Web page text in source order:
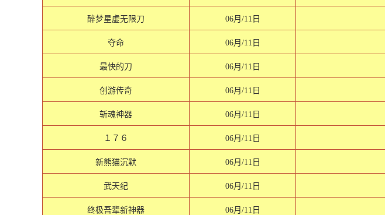
醉梦星虚无限刀 06月/11日
夺命 06月/11日
最快的刀 06月/11日
创游传奇 06月/11日
斩魂神器 06月/11日
１７６ 06月/11日
新熊猫沉默 06月/11日
武天纪 06月/11日
终极吾辈新神器 06月/11日